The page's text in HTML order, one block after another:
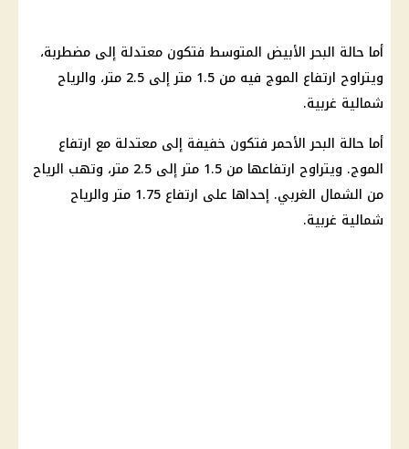
أما حالة البحر الأبيض المتوسط ​​فتكون معتدلة إلى مضطربة،
ويتراوح ارتفاع الموج فيه من 1.5 متر إلى 2.5 متر، والرياح
شمالية غربية.
أما حالة البحر الأحمر فتكون خفيفة إلى معتدلة مع ارتفاع
الموج. ويتراوح ارتفاعها من 1.5 متر إلى 2.5 متر، وتهب الرياح
من الشمال الغربي. إحداها على ارتفاع 1.75 متر والرياح
شمالية غربية.